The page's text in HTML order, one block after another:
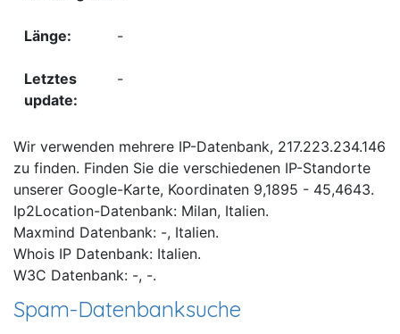
-
-
Wir verwenden mehrere IP-Datenbank, 217.223.234.146
zu finden. Finden Sie die verschiedenen IP-Standorte
unserer Google-Karte, Koordinaten 9,1895 - 45,4643.
Ip2Location-Datenbank: Milan, Italien.
Maxmind Datenbank: -, Italien.
Whois IP Datenbank: Italien.
W3C Datenbank: -, -.
Spam-Datenbanksuche